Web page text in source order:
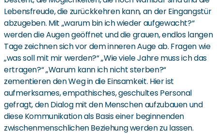
Lebensfreude, die zurückkehren kann, an der Eingangstür
abzugeben. Mit „warum bin ich wieder aufgewacht?“
werden die Augen geöffnet und die grauen, endlos langen
Tage zeichnen sich vor dem inneren Auge ab. Fragen wie
„was soll mit mir werden?“ „Wie viele Jahre muss ich das
ertragen?“ „Warum kann ich nicht sterben?“
zementieren den Weg in die Einsamkeit. Hier ist
aufmerksames, empathisches, geschultes Personal
gefragt, den Dialog mit den Menschen aufzubauen und
diese Kommunikation als Basis einer beginnenden
zwischenmenschlichen Beziehung werden zu lassen.